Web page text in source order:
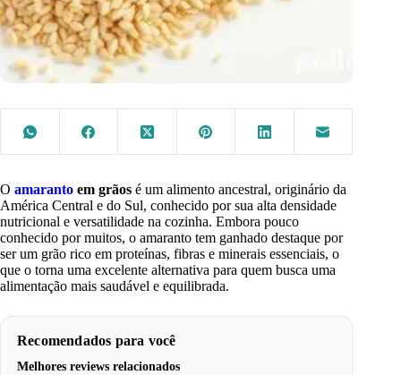
O amaranto em grãos é um alimento ancestral, originário da
América Central e do Sul, conhecido por sua alta densidade
nutricional e versatilidade na cozinha. Embora pouco
conhecido por muitos, o amaranto tem ganhado destaque por
ser um grão rico em proteínas, fibras e minerais essenciais, o
que o torna uma excelente alternativa para quem busca uma
alimentação mais saudável e equilibrada.
Recomendados para você
Melhores reviews relacionados